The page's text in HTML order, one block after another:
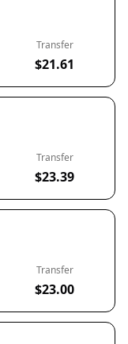
Transfer
$21.61
Transfer
$23.39
Transfer
$23.00